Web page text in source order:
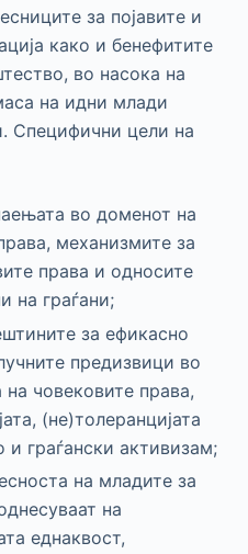
за појавите и
како и бенефитите
во насока на
на идни млади
Специфични цели на
во доменот на
механизмите за
права и односите
на граѓани;
за ефикасно
предизвици во
човековите права,
(не)толеранцијата
и граѓански активизам;
на младите за
на
еднаквост,